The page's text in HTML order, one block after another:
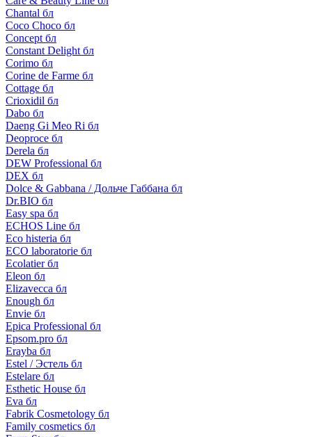
Chantal бл
Coco Choco бл
Concept бл
Constant Delight бл
Corimo бл
Corine de Farme бл
Cottage бл
Crioxidil бл
Dabo бл
Daeng Gi Meo Ri бл
Deoproce бл
Derela бл
DEW Professional бл
DEX бл
Dolce & Gabbana / Дольче Габбана бл
Dr.BIO бл
Easy spa бл
ECHOS Line бл
Eco histeria бл
ECO laboratorie бл
Ecolatier бл
Eleon бл
Elizavecca бл
Enough бл
Envie бл
Epica Professional бл
Epsom.pro бл
Erayba бл
Estel / Эстель бл
Estelare бл
Esthetic House бл
Eva бл
Fabrik Cosmetology бл
Family cosmetics бл